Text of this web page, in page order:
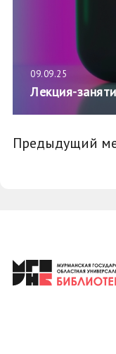
09.09.25
Лекция-
Предыдущий